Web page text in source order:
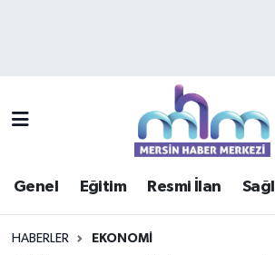
Genel Eğitim Resmi İlan
HABERLER EKONOMI
Mersin Trafik Yoğunluk Haritası
Süper Lig Puan Durumu ve